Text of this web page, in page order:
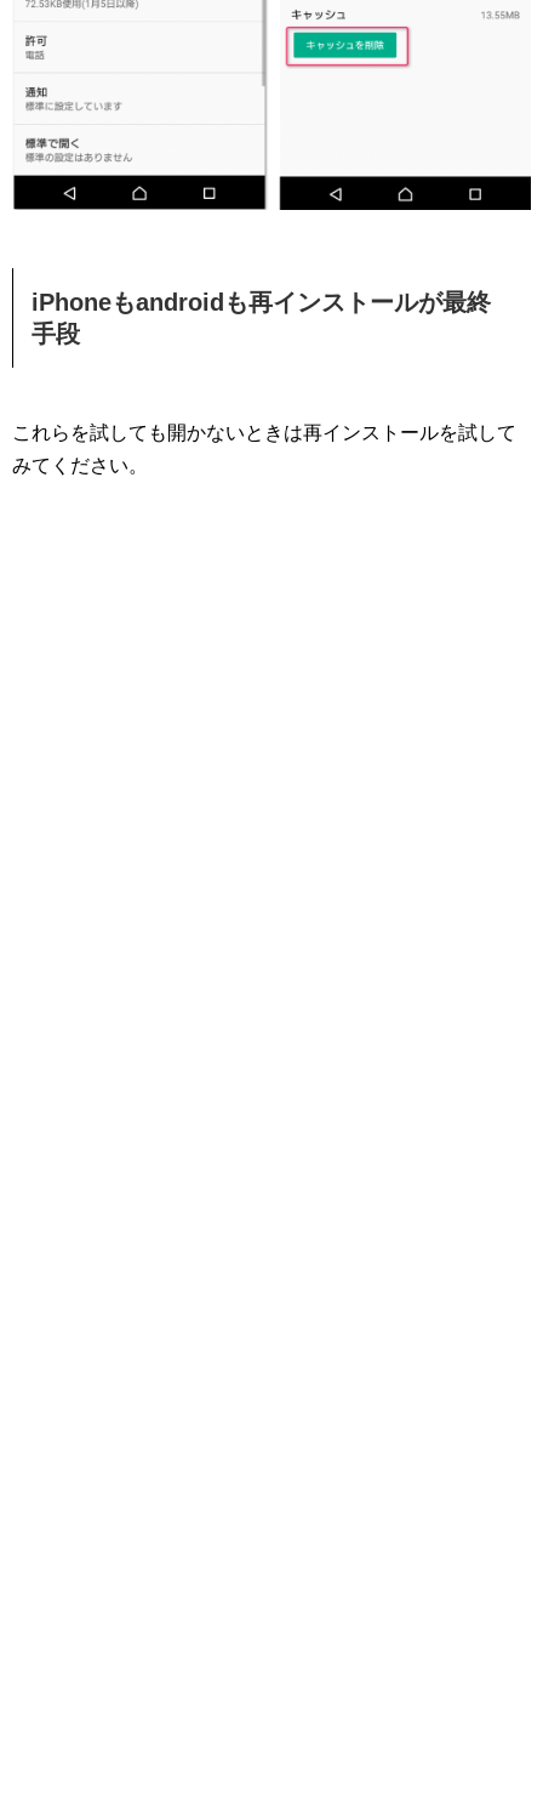
iPhoneもandroidも再インストールが最終
手段
これらを試しても開かないときは再インストールを試して
みてください。